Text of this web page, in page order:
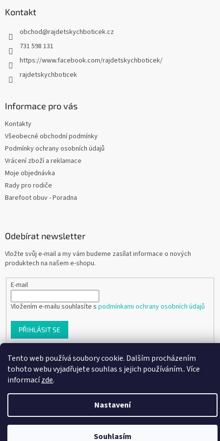
Tento web používá soubory cookie. Dalším procházením
tohoto webu vyjadřujete souhlas s jejich používáním.. Více
informacízde.
Nastavení
Souhlasím
Kontakt
obchod@rajdetskychboticek.cz
731 598 131
https://www.facebook.com/rajdetskychboticek/
rajdetskychboticek
Informace pro vás
Kontakty
Všeobecné obchodní podmínky
Podmínky ochrany osobních údajů
Vrácení zboží a reklamace
Moje objednávka
Rady pro rodiče
Barefoot obuv - Poradna
Odebírat newsletter
Vložte svůj e-mail a my vám budeme zasílat informace o nových
produktech na našem e-shopu.
E-mail
Vložením e-mailu souhlasíte s podmínkami ochrany osobních údajů
PŘIHLÁSIT SE
Vytvořil Shoptet
Ráj dětských botiček. Všechna práva vyhrazena.